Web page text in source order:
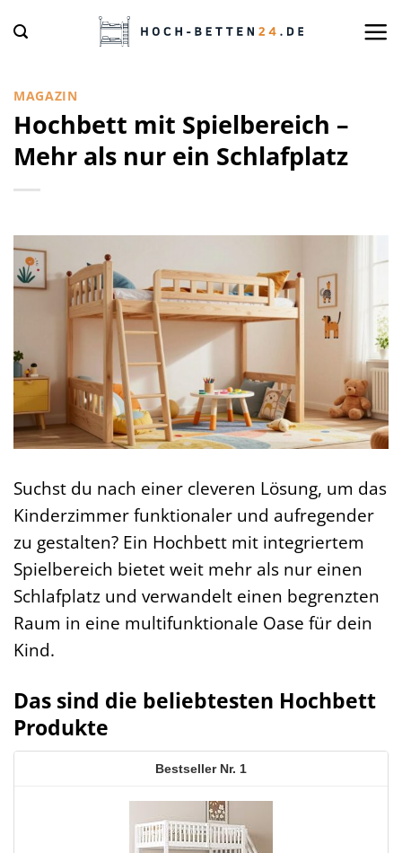
Inhalt
MAGAZIN
Hochbett mit Spielbereich –
Mehr als nur ein Schlafplatz
Suchst du nach einer cleveren Lösung, um das
Kinderzimmer funktionaler und aufregender
zu gestalten? Ein Hochbett mit integriertem
Spielbereich bietet weit mehr als nur einen
Schlafplatz und verwandelt einen begrenzten
Raum in eine multifunktionale Oase für dein
Kind.
Das sind die beliebtesten Hochbett
Produkte
1